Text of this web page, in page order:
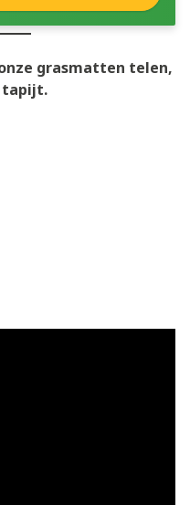
grasmatten telen,
tapijt.